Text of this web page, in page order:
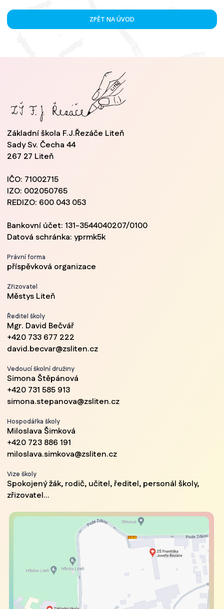
ZPĚT NA ÚVOD
Základní škola F.J.Řezáče Liteň
Sady Sv. Čecha 44
267 27 Liteň
IČO: 71002715
IZO: 002050765
REDIZO: 600 043 053
Bankovní účet: 131-3544040207/0100
Datová schránka: yprmk5k
Právní forma
příspěvková organizace
Zřizovatel
Městys Liteň
Ředitel školy
Mgr. David Bečvář
+420 733 677 222
david.becvar@zsliten.cz
Vedoucí školní družiny
Simona Štěpánová
+420 731 585 913
simona.stepanova@zsliten.cz
Hospodářka školy
Miloslava Šimková
+420 723 886 191
miloslava.simkova@zsliten.cz
Vize školy
Spokojený žák, rodič, učitel, ředitel, personál školy,
zřizovatel...